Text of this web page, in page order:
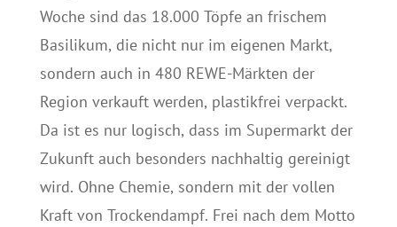
Woche sind das 18.000 Töpfe an frischem
Basilikum, die nicht nur im eigenen Markt,
sondern auch in 480 REWE-Märkten der
Region verkauft werden, plastikfrei verpackt.
Da ist es nur logisch, dass im Supermarkt der
Zukunft auch besonders nachhaltig gereinigt
wird. Ohne Chemie, sondern mit der vollen
Kraft von Trockendampf. Frei nach dem Motto